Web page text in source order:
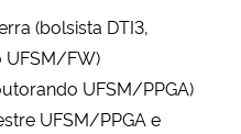
(bolsista DTI3,
UFSM/FW)
UFSM/PPGA)
UFSM/PPGA e